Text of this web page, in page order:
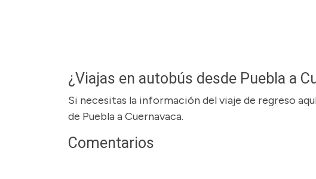
¿Viajas en autobús desde Puebla a
Si necesitas la información del viaje de regreso
de Puebla a Cuernavaca.
Comentarios